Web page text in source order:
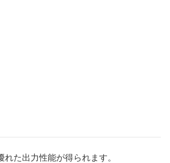
た出力性能が得られます。